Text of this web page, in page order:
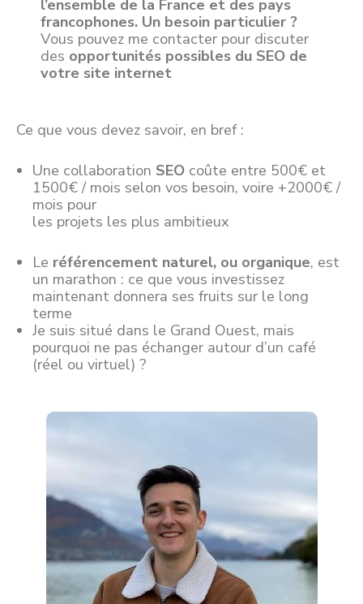
l’ensemble de la France et des pays
francophones. Un besoin particulier ?
Vous pouvez me contacter pour discuter
des opportunités possibles du SEO de
votre site internet
Ce que vous devez savoir, en bref :
Une collaboration SEO coûte entre 500€ et
1500€ / mois selon vos besoin, voire +2000€ /
mois pour
les projets les plus ambitieux
Le référencement naturel, ou organique, est
un marathon : ce que vous investissez
maintenant donnera ses fruits sur le long
terme
Je suis situé dans le Grand Ouest, mais
pourquoi ne pas échanger autour d’un café
(réel ou virtuel) ?